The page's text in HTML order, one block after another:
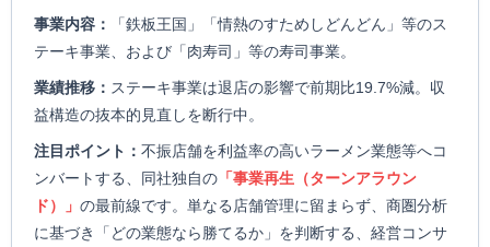
事業内容：
「鉄板王国」「情熱のすためしどんどん」等のス
テーキ事業、および「肉寿司」等の寿司事業。
業績推移： ステーキ事業は退店の影響で前期比19.7%減。収
益構造の抜本的見直しを断行中。
注目ポイント： 不振店舗を利益率の高いラーメン業態等へコ
ンバートする、同社独自の 「事業再生（ターンアラウン
ド）」 の最前線です。単なる店舗管理に留まらず、商圏分析
に基づき「どの業態なら勝てるか」を判断する、経営コンサ